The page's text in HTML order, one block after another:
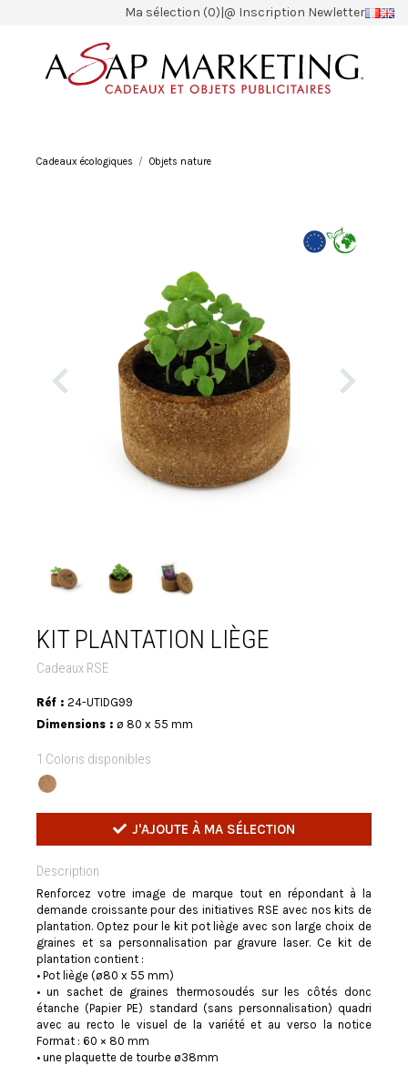
Ma sélection (0)|@ Inscription Newletter
Cadeaux écologiques Objets nature
KIT PLANTATION LIÈGE
Cadeaux RSE
Réf : 24-UTIDG99
Dimensions : ø 80 x 55 mm
1 Coloris disponibles
J'AJOUTE À MA SÉLECTION
Description
Renforcez votre image de marque tout en répondant à la
demande croissante pour des initiatives RSE avec nos kits de
plantation. Optez pour le kit pot liège avec son large choix de
graines et sa personnalisation par gravure laser. Ce kit de
plantation contient :
• Pot liège (ø80 x 55 mm)
• un sachet de graines thermosoudés sur les côtés donc
étanche (Papier PE) standard (sans personnalisation) quadri
avec au recto le visuel de la variété et au verso la notice
Format : 60 × 80 mm
• une plaquette de tourbe ø38mm